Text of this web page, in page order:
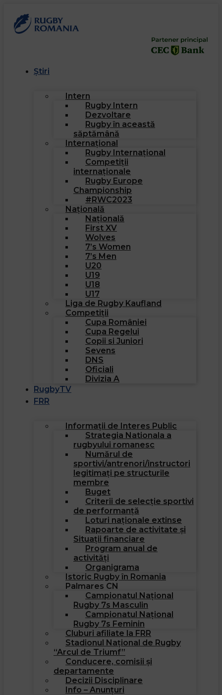
Știri
Intern
Rugby Intern
Dezvoltare
Rugby în această
săptămână
Internațional
Rugby Internațional
Competiții
internaționale
Rugby Europe
Championship
#RWC2023
Națională
Națională
First XV
Wolves
7’s Women
7’s Men
U20
U19
U18
U17
Liga de Rugby Kaufland
Competiții
Cupa României
Cupa Regelui
Copii si Juniori
Sevens
DNS
Oficiali
Divizia A
RugbyTV
FRR
Informații de Interes Public
Strategia Nationala a
rugbyului romanesc
Numărul de
sportivi/antrenori/instructori
legitimați pe structurile
membre
Buget
Criterii de selecție sportivi
de performanță
Loturi naționale extinse
Rapoarte de activitate și
Situații financiare
Program anual de
activități
Organigrama
Istoric Rugby în Romania
Palmares CN
Campionatul Național
Rugby 7s Masculin
Campionatul Național
Rugby 7s Feminin
Cluburi afiliate la FRR
Stadionul Național de Rugby
“Arcul de Triumf”
Conducere, comisii și
departamente
Decizii Disciplinare
Info – Anunțuri